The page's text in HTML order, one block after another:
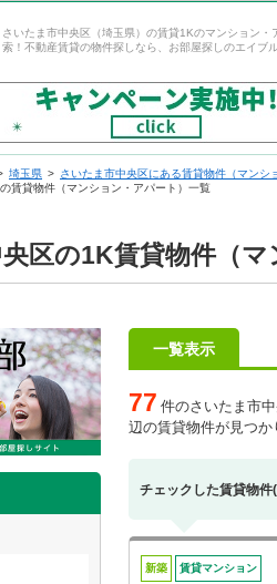
さいたま市中央区（埼玉県）の賃貸1Kのマンション・
索！不動産賃貸の物件探しなら、お部屋探しのエイブル
埼玉県
さいたま市中央区にある賃貸物件（マンシ
賃貸物件（マンション・アパート）一覧
区の1K賃貸物件（
一覧表示
77 件のさいたま市
辺の賃貸物件が見つか
チェックした賃貸物件
新築 賃貸マンション